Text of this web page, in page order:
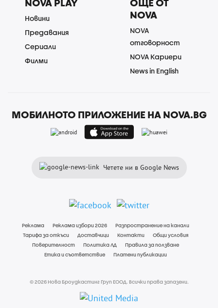
NOVA PLAY
Новини
Предавания
Сериали
Филми
ОЩЕ ОТ
NOVA
NOVA
отговорност
NOVA Кариери
News in English
МОБИЛНОТО ПРИЛОЖЕНИЕ НА NOVA.BG
Четете ни в Google News
Реклама Реклама избори 2026
Разпространение на канали
Тарифа за откъси
Доставчици Контакти
Общи условия
Поверителност
Политика ЛД
Правила за ползване
Етика и съответствие
Платени публикации
© 2026 Нова Броудкастинг Груп ЕООД. Всички права запазени.